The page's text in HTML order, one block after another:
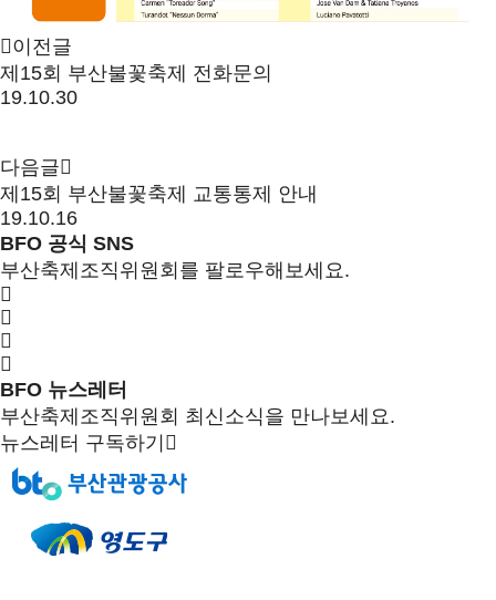
이전글
제15회 부산불꽃축제 전화문의
19.10.30
다음글
제15회 부산불꽃축제 교통통제 안내
19.10.16
BFO 공식 SNS
부산축제조직위원회를 팔로우해보세요.
BFO 뉴스레터
부산축제조직위원회 최신소식을 만나보세요.
뉴스레터 구독하기